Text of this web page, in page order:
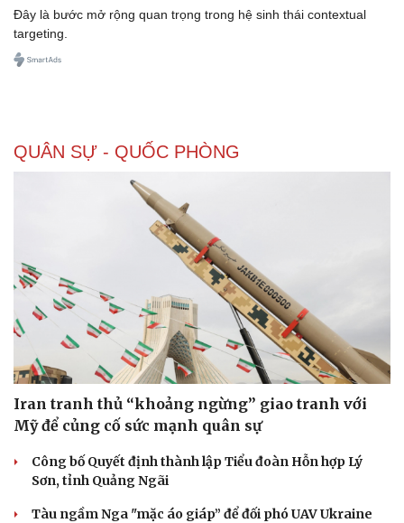
Văn học
Âm nhạc
Di sản
Thời trang
Đây là bước mở rộng quan trọng trong hệ sinh thái contextual
targeting.
QUÂN SỰ - QUỐC PHÒNG
Iran tranh thủ “khoảng ngừng” giao tranh với
Mỹ để củng cố sức mạnh quân sự
Công bố Quyết định thành lập Tiểu đoàn Hỗn hợp Lý
Sơn, tỉnh Quảng Ngãi
Tàu ngầm Nga "mặc áo giáp” để đối phó UAV Ukraine